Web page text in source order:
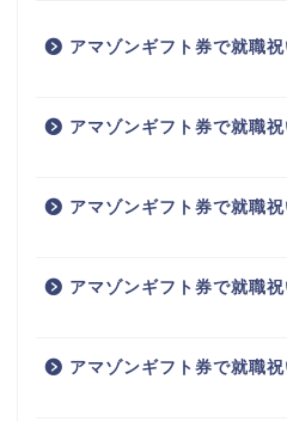
アマゾンギフト券で就職
アマゾンギフト券で就職
アマゾンギフト券で就職
アマゾンギフト券で就職
アマゾンギフト券で就職